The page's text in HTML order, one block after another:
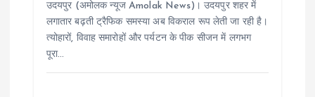
उदयपुर (अमोलक न्यूज Amolak News)। उदयपुर शहर में
लगातार बढ़ती ट्रैफिक समस्या अब विकराल रूप लेती जा रही है।
त्योहारों, विवाह समारोहों और पर्यटन के पीक सीजन में लगभग
पूरा…